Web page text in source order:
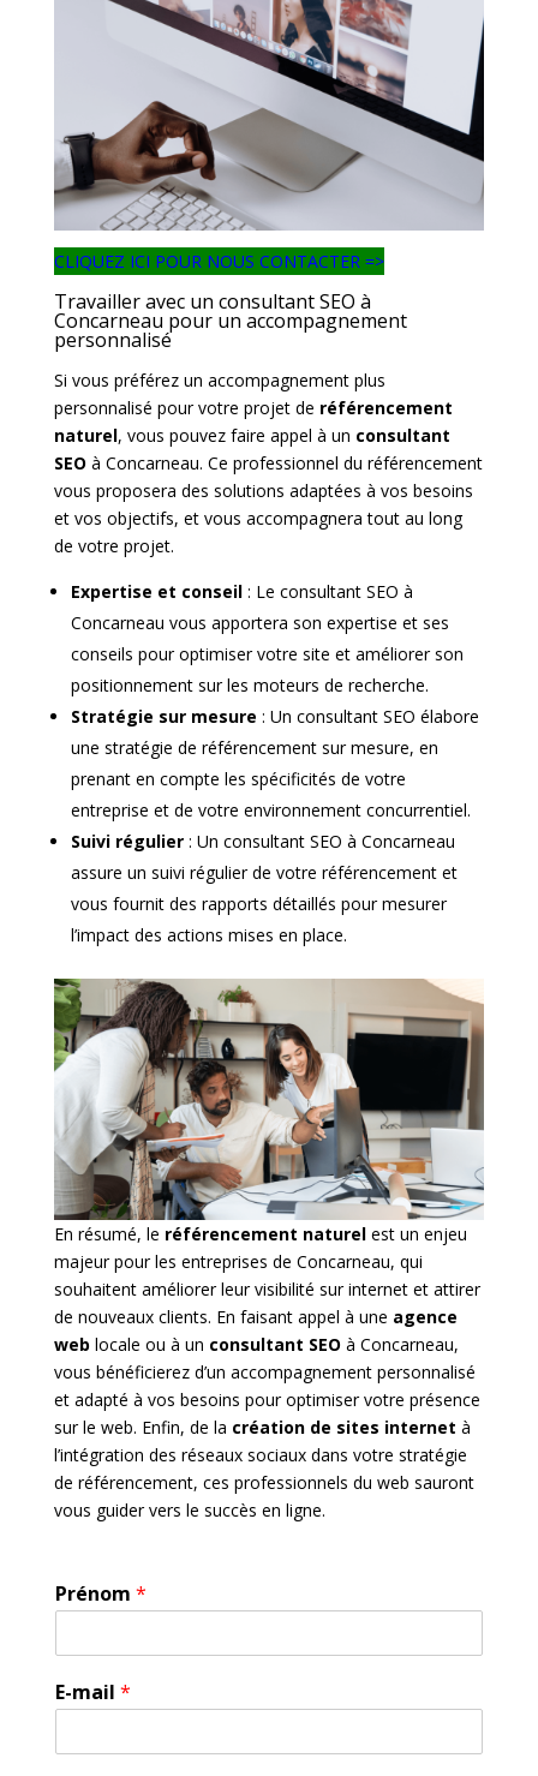
CLIQUEZ ICI POUR NOUS CONTACTER =>
Travailler avec un consultant SEO à
Concarneau pour un accompagnement
personnalisé
Si vous préférez un accompagnement plus
personnalisé pour votre projet de référencement
naturel, vous pouvez faire appel à un consultant
SEO à Concarneau. Ce professionnel du référencement
vous proposera des solutions adaptées à vos besoins
et vos objectifs, et vous accompagnera tout au long
de votre projet.
Expertise et conseil: Le consultant SEO à
Concarneau vous apportera son expertise et ses
conseils pour optimiser votre site et améliorer son
positionnement sur les moteurs de recherche.
Stratégie sur mesure : Un consultant SEO élabore
une stratégie de référencement sur mesure, en
prenant en compte les spécificités de votre
entreprise et de votre environnement concurrentiel.
Suivi régulier: Un consultant SEO à Concarneau
assure un suivi régulier de votre référencement et
vous fournit des rapports détaillés pour mesurer
l’impact des actions mises en place.
En résumé, le référencement naturelest un enjeu
majeur pour les entreprises de Concarneau, qui
souhaitent améliorer leur visibilité sur internet et attirer
de nouveaux clients. En faisant appel à une agence
web locale ou à un consultant SEO à Concarneau,
vous bénéficierez d’un accompagnement personnalisé
et adapté à vos besoins pour optimiser votre présence
sur le web. Enfin, de la création de sites internet à
l’intégration des réseaux sociaux dans votre stratégie
de référencement, ces professionnels du web sauront
vous guider vers le succès en ligne.
Prénom *
E-mail *